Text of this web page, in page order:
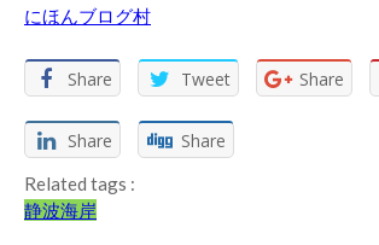
にほんブログ村
Share Tweet Share
Share Share
Related tags :
静波海岸